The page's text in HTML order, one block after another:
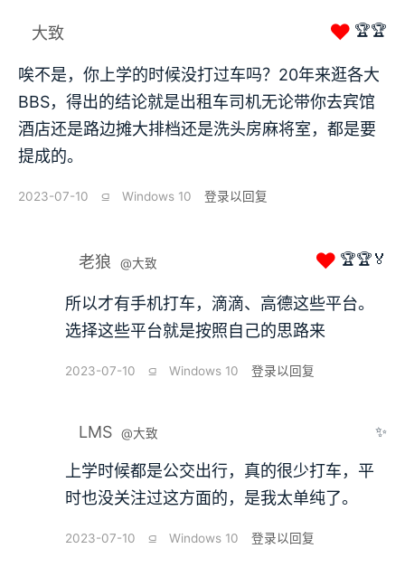
大致 ❤ 🏆🏆
唉不是，你上学的时候没打过车吗？20年来逛各大
BBS，得出的结论就是出租车司机无论带你去宾馆
酒店还是路边摊大排档还是洗头房麻将室，都是要
提成的。
2023-07-10 ⫑ Windows 10 登录以回复
老狼 @大致 ❤ 🏆🏆🏅
所以才有手机打车，滴滴、高德这些平台。
选择这些平台就是按照自己的思路来
2023-07-10 ⫑ Windows 10 登录以回复
LMS @大致 ✨
上学时候都是公交出行，真的很少打车，平
时也没关注过这方面的，是我太单纯了。
2023-07-10 ⫑ Windows 10 登录以回复